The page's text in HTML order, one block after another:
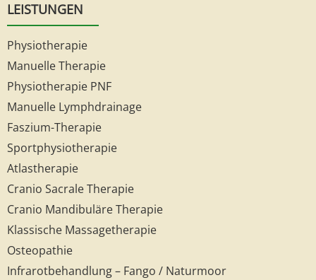
LEISTUNGEN
Physiotherapie
Manuelle Therapie
Physiotherapie PNF
Manuelle Lymphdrainage
Faszium-Therapie
Sportphysiotherapie
Atlastherapie
Cranio Sacrale Therapie
Cranio Mandibuläre Therapie
Klassische Massagetherapie
Osteopathie
Infrarotbehandlung – Fango / Naturmoor